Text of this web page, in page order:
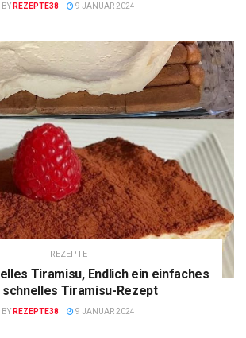
BY REZEPTE38 9 JANUAR 2024
REZEPTE
Tiramisu, Endlich ein einfaches
schnelles Tiramisu-Rezept
BY REZEPTE38 9 JANUAR 2024